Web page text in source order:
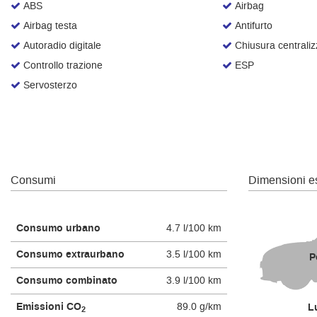
ABS
Airbag testa
Autoradio digitale
Controllo trazione
Servosterzo
Airbag
Antifurto
Chiusura
ESP
Consumi
Consumo urbano 4.7 l/100 km
Consumo extraurbano 3.5 l/100 km
Consumo combinato 3.9 l/100 km
Emissioni CO2 89.0 g/km
Dimensioni
questi
strumenti
di
si
rimanda
modificare
scelte
in
qualsiasi
momento.